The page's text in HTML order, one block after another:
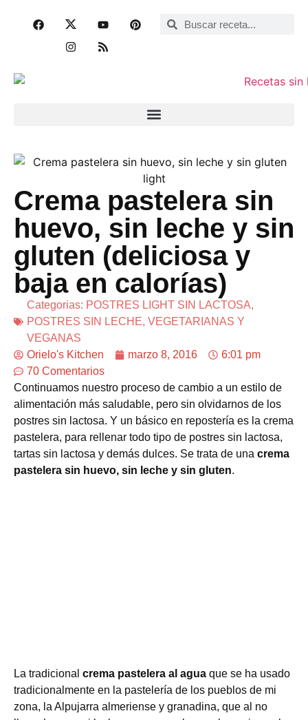
Crema pastelera sin
huevo, sin leche y sin
gluten (deliciosa y
baja en calorías)
Categorias: POSTRES LIGHT SIN LACTOSA,
POSTRES SIN LECHE, VEGETARIANAS Y
VEGANAS
Orielo's Kitchen
marzo 8, 2016
6:01 pm
70 Comentarios
Continuamos nuestro proceso de cambio a un estilo de
alimentación más saludable, pero sin olvidarnos de los
postres sin lactosa. Y un básico en repostería es la crema
pastelera, para rellenar todo tipo de postres sin lactosa,
tartas sin lactosa y demás dulces. Se trata de una crema
pastelera sin huevo, sin leche y sin gluten.
La tradicional crema pastelera al agua que se ha usado
tradicionalmente en la pastelería de los pueblos de mi
zona, la Alpujarra almeriense y granadina, que al no